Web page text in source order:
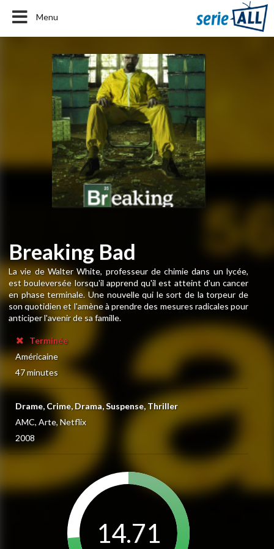
Menu
Breaking Bad
La vie de Walter White, professeur de chimie dans un lycée,
est bouleversée lorsqu'il apprend qu'il est atteint d'un cancer
en phase terminale. Une nouvelle qui le sort de la torpeur de
son quotidien et l'amène à prendre des mesures radicales pour
anticiper l'avenir de sa famille.
Terminée
Américaine
47 minutes
Drame, Crime, Drama, Suspense, Thriller
AMC, Arte, Netflix
2008
14.71